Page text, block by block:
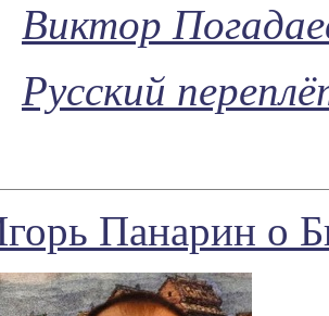
Виктор
Русский
Панарин о